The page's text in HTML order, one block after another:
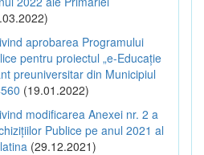
aprobarea Programului
pentru proiectul „e-Educație
preuniversitar din Municipiul
(19.01.2022)
modificarea Anexei nr. 2 a
Publice pe anul 2021 al
(29.12.2021)